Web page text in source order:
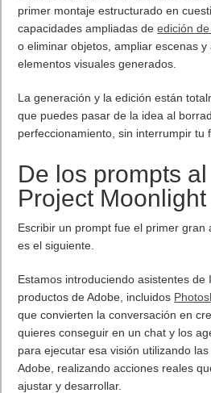
primer montaje estructurado en
capacidades ampliadas deedición
o eliminar objetos, ampliar escenas
elementos visuales generados.
La generación y la edición están
que puedes pasar de la idea al
perfeccionamiento, sin interrumpir tu
De los prompts
Project Moonlight
Escribir un prompt fue el primer gran
es el siguiente.
Estamos introduciendo asistentes de
productos de Adobe, incluidos
que convierten la conversación en
quieres conseguir en un chat y los
para ejecutar esa visión utilizando
Adobe, realizando acciones reales
ajustar y desarrollar.